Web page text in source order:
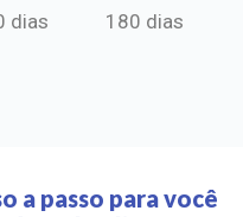
dias 180 dias
a passo para você